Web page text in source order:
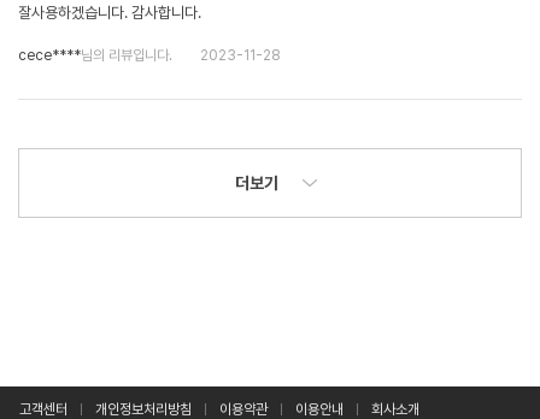
잘사용하겠습니다. 감사합니다.
cece****님의 리뷰입니다. 2023-11-28
더보기
고객센터 개인정보처리방침 이용약관 이용안내 회사소개